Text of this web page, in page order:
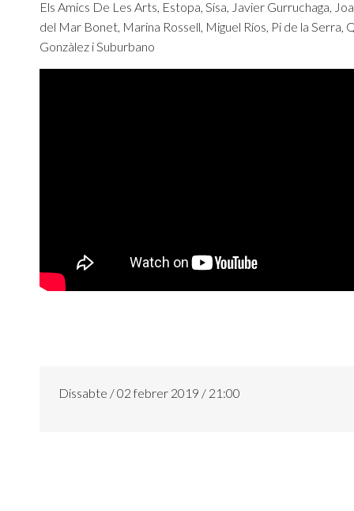
Els Amics De Les Arts, Estopa, Sisa, Javier Gurruchaga,
del Mar Bonet, Marina Rossell, Miguel Ríos, Pi de la Serra,
Gonzàlez i Suburbano
Dissabte / 02 febrer 2019 / 21:00